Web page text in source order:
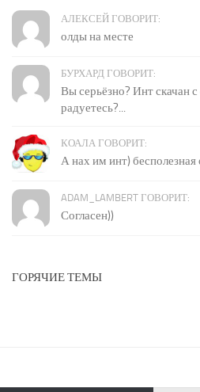
АЛЕКСЕЙ ГОВОРИТ:
олды на месте
БУРХАРД ГОВОРИТ:
Вы серьёзно? Инт скачан
радуетесь?...
КОАЛА ГОВОРИТ:
А нах им инт) бесполезная
ADAM_LAMBERT ГОВОРИТ:
Согласен))
ГОРЯЧИЕ ТЕМЫ